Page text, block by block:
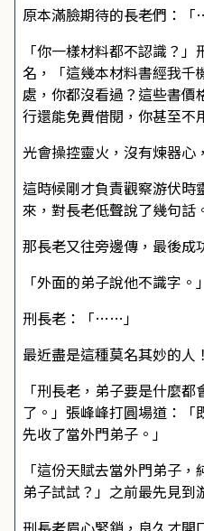
原本滿臉期待的長老們：「
「你一樣材料都不認識？
名，「這幾本材料書經我千
處，你都沒看過？這些書價
行還能免費借閱，你甚至不
光會操控靈火，沒有煉器心
這時候剛才負責觀察游伏時
來，對長老低聲說了幾句話
那長老又往旁邊傳，最後成
「外面的弟子說他不識字。」
刑長老：「……」
最近盡是這種莫名其妙的人！
「刑長老，弟子要是什麼
了。」張峰峰打圓場道：
先收了當外門弟子。」
「這份天賦去當外門弟子
弟子試試？」之前最先見到